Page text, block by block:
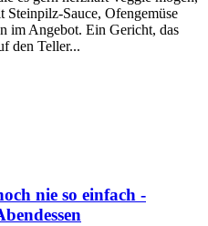
Sauce, Ofengemüse
im Angebot. Ein Gericht, das
den Teller...
nie so einfach -